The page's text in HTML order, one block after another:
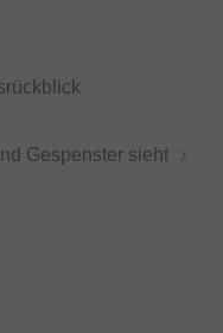
Gespenster sieht